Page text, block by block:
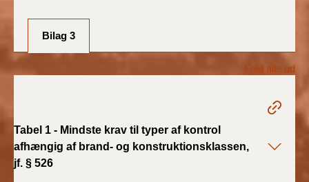
2024)
BR18 (1/1- 30/06
BR18 (1/1- 31/12
2023)
Bilag 3
Fold alle ud
Tabel 1 - Mindste krav til typer af kontrol
afhængig af brand- og konstruktionsklassen,
jf. § 526